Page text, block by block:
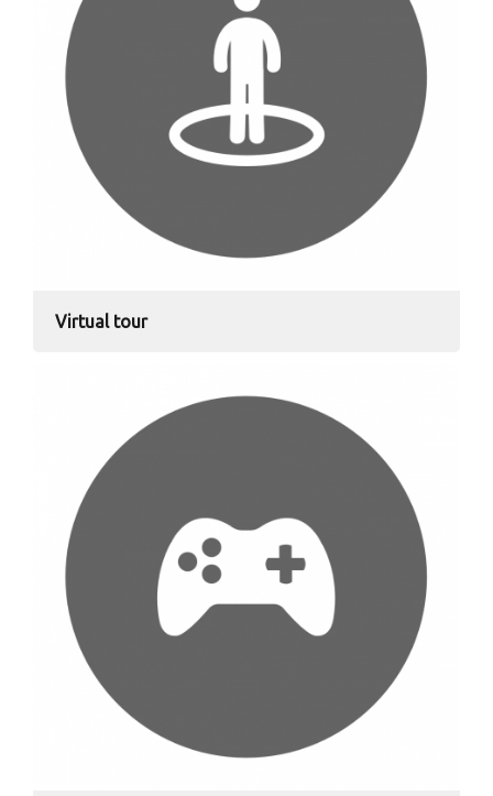
Virtual tour